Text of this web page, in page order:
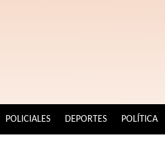
POLICIALES DEPORTES POLÍTICA